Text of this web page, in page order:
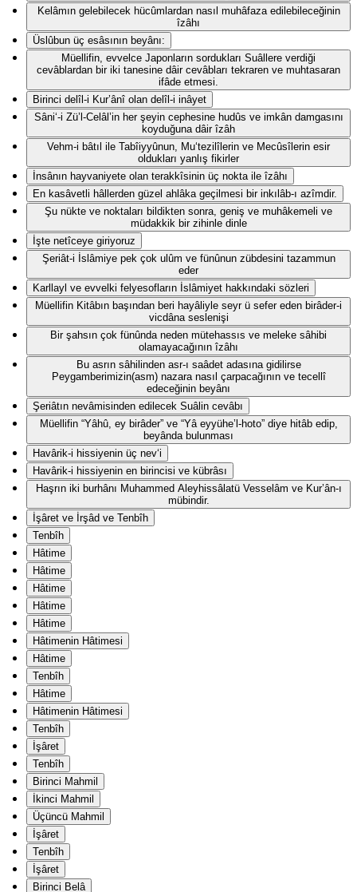
Kelâmın gelebilecek hücûmlardan nasıl muhâfaza edilebileceğinin
îzâhı
Üslûbun üç esâsının beyânı:
Müellifin, evvelce Japonların sordukları Suâllere verdiği
cevâblardan bir iki tanesine dâir cevâbları tekraren ve muhtasaran
ifâde etmesi.
Birinci delîl-i Kur’ânî olan delîl-i inâyet
Sâni‘-i Zü’l-Celâl’in her şeyin cephesine hudûs ve imkân damgasını
koyduğuna dâir îzâh
Vehm-i bâtıl ile Tabîiyyûnun, Mu‘tezilîlerin ve Mecûsîlerin esir
oldukları yanlış fikirler
İnsânın hayvaniyete olan terakkîsinin üç nokta ile îzâhı
En kasâvetli hâllerden güzel ahlâka geçilmesi bir inkılâb-ı azîmdir.
Şu nükte ve noktaları bildikten sonra, geniş ve muhâkemeli ve
müdakkik bir zihinle dinle
İşte netîceye giriyoruz
Şeriât-i İslâmiye pek çok ulûm ve fünûnun zübdesini tazammun
eder
Karllayl ve evvelki felyesofların İslâmiyet hakkındaki sözleri
Müellifin Kitâbın başından beri hayâliyle seyr ü sefer eden birâder-i
vicdâna seslenişi
Bir şahsın çok fünûnda neden mütehassıs ve meleke sâhibi
olamayacağının îzâhı
Bu asrın sâhilinden asr-ı saâdet adasına gidilirse
Peygamberimizin(asm) nazara nasıl çarpacağının ve tecellî
edeceğinin beyânı
Şeriâtın nevâmisinden edilecek Suâlin cevâbı
Müellifin “Yâhû, ey birâder” ve “Yâ eyyühe’l-hoto” diye hitâb edip,
beyânda bulunması
Havârik-i hissiyenin üç nev‘i
Havârik-i hissiyenin en birincisi ve kübrâsı
Haşrın iki burhânı Muhammed Aleyhissâlatü Vesselâm ve Kur’ân-ı
mübindir.
İşâret ve İrşâd ve Tenbîh
Tenbîh
Hâtime
Hâtime
Hâtime
Hâtime
Hâtime
Hâtimenin Hâtimesi
Hâtime
Tenbîh
Hâtime
Hâtimenin Hâtimesi
Tenbîh
İşâret
Tenbîh
Birinci Mahmil
İkinci Mahmil
Üçüncü Mahmil
İşâret
Tenbîh
İşâret
Birinci Belâ